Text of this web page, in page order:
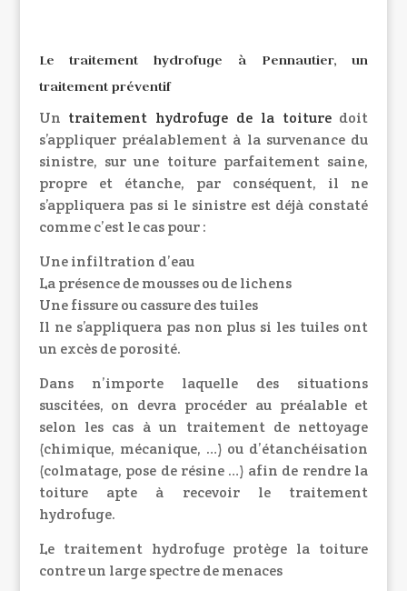
Le traitement hydrofuge à Pennautier, un
traitement préventif
Un traitement hydrofuge de la toiture doit
s’appliquer préalablement à la survenance du
sinistre, sur une toiture parfaitement saine,
propre et étanche, par conséquent, il ne
s’appliquera pas si le sinistre est déjà constaté
comme c’est le cas pour :
Une infiltration d’eau
La présence de mousses ou de lichens
Une fissure ou cassure des tuiles
Il ne s’appliquera pas non plus si les tuiles ont
un excès de porosité.
Dans n’importe laquelle des situations
suscitées, on devra procéder au préalable et
selon les cas à un traitement de nettoyage
(chimique, mécanique, …) ou d’étanchéisation
(colmatage, pose de résine …) afin de rendre la
toiture apte à recevoir le traitement
hydrofuge.
Le traitement hydrofuge protège la toiture
contre un large spectre de menaces